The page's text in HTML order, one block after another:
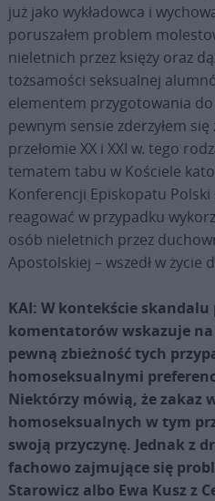
już jako wykładowca i
poruszałem problem
nieletnich przez księży oraz
tożsamości seksualnej
elementem przygotowania do
pewnym sensie zderzyłem
przełomie XX i XXI w. tego
tematem tabu w Kościele
Konferencji Episkopatu
reagować w przypadku
osób nieletnich przez
Apostolskiej – wszedł w życie
KAI: W kontekście
komentatorów wskazuje
pewną zbieżność tych
homoseksualnymi
Niektórzy mówią, że zakaz
homoseksualnych w tym
swoją przyczynę. Jednak z
fachowo zajmujące się
Starowicz albo Ewa Kusz z